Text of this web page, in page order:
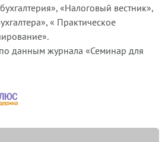
«Налоговый вестник»,
« Практическое
данным журнала «Семинар для